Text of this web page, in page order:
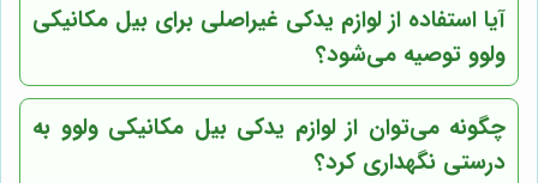
آیا استفاده از لوازم یدکی غیراصلی برای بیل مکانیکی
ولوو توصیه می‌شود؟
چگونه می‌توان از لوازم یدکی بیل مکانیکی ولوو به
درستی نگهداری کرد؟